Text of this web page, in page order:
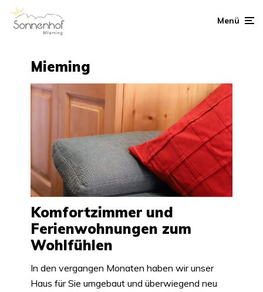
Menü
Mieming
Komfortzimmer und
Ferienwohnungen zum
Wohlfühlen
In den vergangen Monaten haben wir unser
Haus für Sie umgebaut und überwiegend neu